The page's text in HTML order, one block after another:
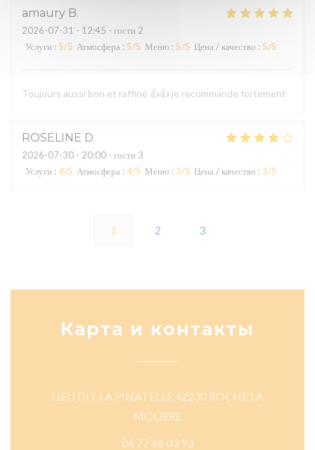
amaury B
2026-07-31 - 12:45 - гости 2
Услуги : 5/5 Атмосфера : 5/5 Меню : 5/5 Цена / качество :5/5
Toujours aussi bon et raffiné 👍👍 je recommande fortement
ROSELINE D
2026-07-30 - 20:00 - гости 3
Услуги : 4/5 Атмосфера : 4/5 Меню : 3/5 Цена / качество : 3/5
1 2 3
Карта и контакты
LIEU DIT LA PINATELLE 42230 ROCHE LA
MOLIERE((открывается в новом
04 77 46 03 93